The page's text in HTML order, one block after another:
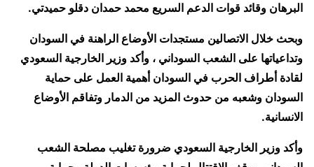
البرهان وقائد قوات الدعم السريع محمد حمدان دقلو حميدتي.
وبحث خلال الاتصالين مستجدات الأوضاع الراهنة في السودان
وتداعياتها على الشعب السوداني ، وأكد وزير الخارجية السعودي
لقادة أطراف الحرب في السودان أهمية العمل على حماية
السودان وشعبه من حدوث المزيد من الدمار وتفاقم الأوضاع
الانسانية.
وأكد وزير الخارجية السعودي ضرورة تغليب مصلحة الشعب